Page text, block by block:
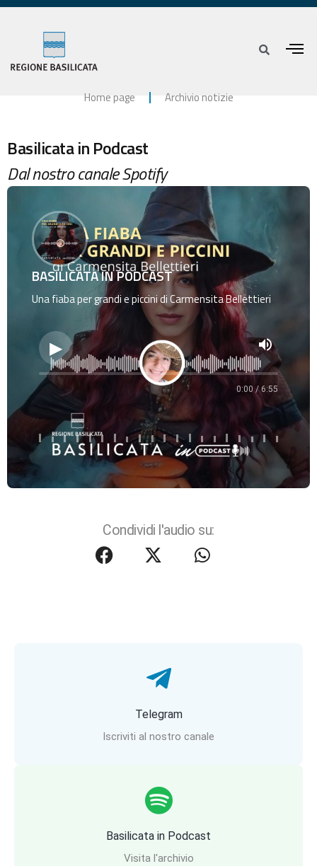
Home page Archivio notizie
Basilicata in Podcast
Dal nostro canale Spotify
BASILICATA IN PODCAST
Una fiaba per grandi e piccini di Carmensita Bellettieri
volume_up
0:00 / 6:55
Condividi l'audio su:
Telegram
Iscriviti al nostro canale
Basilicata in Podcast
Visita l'archivio